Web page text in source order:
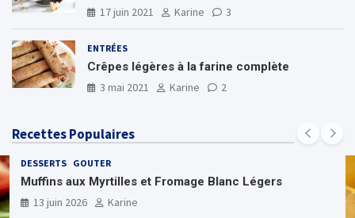
17 juin 2021
Karine 3
ENTRÉES
Crêpes légères à la farine complète
3 mai 2021
Karine 2
Recettes Populaires
DESSERTS GOUTER
Muffins aux Myrtilles et Fromage Blanc Légers
13 juin 2026
Karine